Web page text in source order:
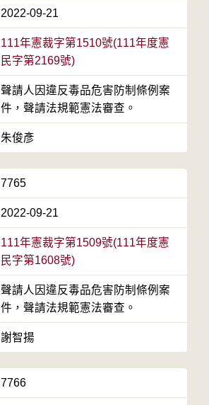
2022-09-21
111年憲裁字第1510號(111年度憲
民字第2169號)
聲請人因違反毒品危害防制條例案
件，聲請法規範憲法審查。
朱俊彥
7765
2022-09-21
111年憲裁字第1509號(111年度憲
民字第1608號)
聲請人因違反毒品危害防制條例案
件，聲請法規範憲法審查。
謝智揚
7766